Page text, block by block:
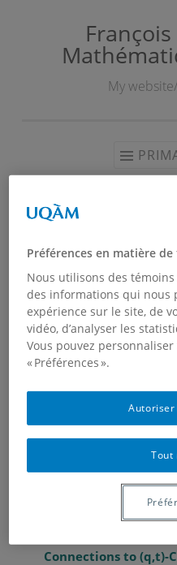
My
Recent
Herstmonceux Castle
numbers, Macdonald
generalizations,AIM
Connections to (q,t)-
Préférences en matière
Nous utilisons des
des informations qui nous
expérience sur le site, de
vidéo, d’analyser les
Vous pouvez
« Préférences ».
Tout